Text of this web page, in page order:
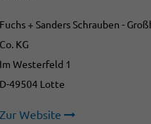
Fuchs + Sanders Schrauben -
Co. KG
Im Westerfeld 1
D-49504 Lotte
Zur Website